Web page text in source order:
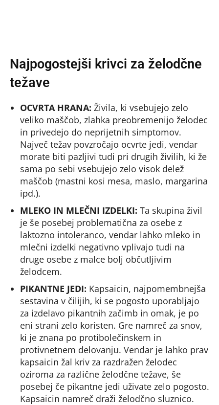
Najpogostejši krivci za želodčne
težave
OCVRTA HRANA: Živila, ki vsebujejo zelo
veliko maščob, zlahka preobremenijo želodec
in privedejo do neprijetnih simptomov.
Največ težav povzročajo ocvrte jedi, vendar
morate biti pazljivi tudi pri drugih živilih, ki že
sama po sebi vsebujejo zelo visok delež
maščob (mastni kosi mesa, maslo, margarina
ipd.).
MLEKO IN MLEČNI IZDELKI: Ta skupina živil
je še posebej problematična za osebe z
laktozno intoleranco, vendar lahko mleko in
mlečni izdelki negativno vplivajo tudi na
druge osebe z malce bolj občutljivim
želodcem.
PIKANTNE JEDI: Kapsaicin, najpomembnejša
sestavina v čilijih, ki se pogosto uporabljajo
za izdelavo pikantnih začimb in omak, je po
eni strani zelo koristen. Gre namreč za snov,
ki je znana po protibolečinskem in
protivnetnem delovanju. Vendar je lahko prav
kapsaicin žal kriv za razdražen želodec
oziroma za različne želodčne težave, še
posebej če pikantne jedi uživate zelo pogosto.
Kapsaicin namreč draži želodčno sluznico.